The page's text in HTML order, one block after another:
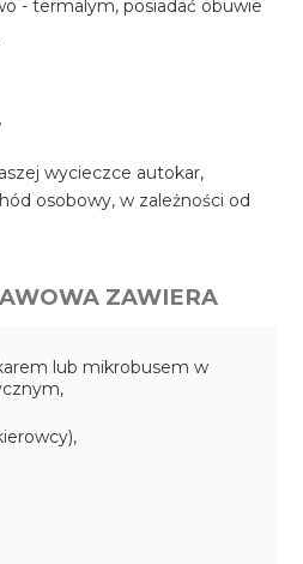
- termalym, posiadać obuwie
wycieczce autokar,
osobowy, w zależności od
ZAWIERA
lub mikrobusem w